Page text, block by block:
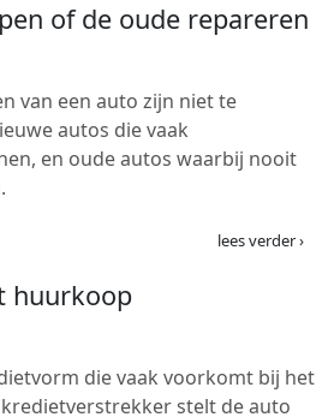
of de oude repareren
van een auto zijn niet te
autos die vaak
en oude autos waarbij nooit
lees verder ›
huurkoop
die vaak voorkomt bij het
kredietverstrekker stelt de auto